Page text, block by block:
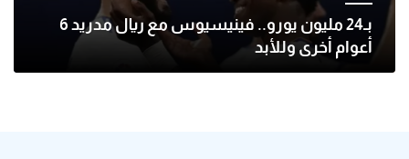
بـ24 مليون يورو.. فينيسيوس مع ريال مدريد 6
أعوام أخرى وللأبد